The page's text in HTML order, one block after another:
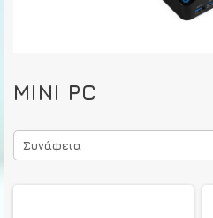
MINI PC
Συνάφεια